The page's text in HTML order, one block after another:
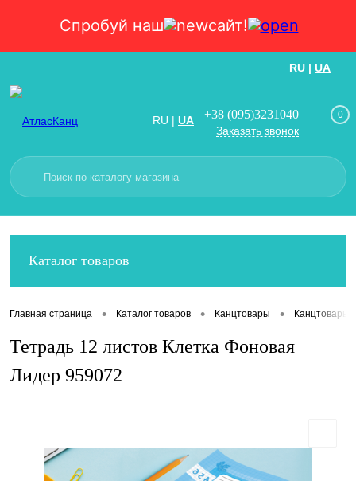
Спробуй наш сайт!
RU | UA
RU | UA +38 (095)3231040
Заказать звонок
0
Каталог товаров
Главная страница • Каталог товаров • Канцтовары • Канцтовары
Тетрадь 12 листов Клетка Фоновая
Лидер 959072